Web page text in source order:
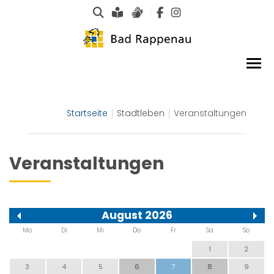
Suche
Leichte Sprache
Gebärdensprachen
Startseite Stadtleben Veranstaltungen
Veranstaltungen
August 2026
Mo Di Mi Do Fr Sa So
1
2
3
4 5 6 7 8
9